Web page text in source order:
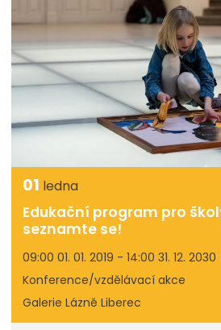
01 ledna
Edukační program pro
seznamte se!
09:00 01. 01. 2019 - 14:00 31. 12. 2030
Konference/vzdělávací akce
Galerie Lázně Liberec